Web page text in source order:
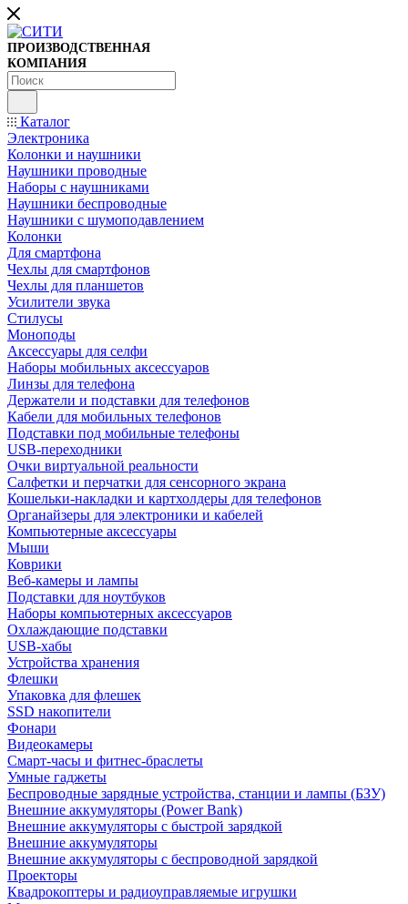
ПРОИЗВОДСТВЕННАЯ
КОМПАНИЯ
Каталог
Электроника
Колонки и наушники
Наушники проводные
Наборы с наушниками
Наушники беспроводные
Наушники с шумоподавлением
Колонки
Для смартфона
Чехлы для смартфонов
Чехлы для планшетов
Усилители звука
Стилусы
Моноподы
Аксессуары для селфи
Наборы мобильных аксессуаров
Линзы для телефона
Держатели и подставки для телефонов
Кабели для мобильных телефонов
Подставки под мобильные телефоны
USB-переходники
Очки виртуальной реальности
Салфетки и перчатки для сенсорного экрана
Кошельки-накладки и картхолдеры для телефонов
Органайзеры для электроники и кабелей
Компьютерные аксессуары
Мыши
Коврики
Веб-камеры и лампы
Подставки для ноутбуков
Наборы компьютерных аксессуаров
Охлаждающие подставки
USB-хабы
Устройства хранения
Флешки
Упаковка для флешек
SSD накопители
Фонари
Видеокамеры
Смарт-часы и фитнес-браслеты
Умные гаджеты
Беспроводные зарядные устройства, станции и лампы (БЗУ)
Внешние аккумуляторы (Power Bank)
Внешние аккумуляторы с быстрой зарядкой
Внешние аккумуляторы
Внешние аккумуляторы с беспроводной зарядкой
Проекторы
Квадрокоптеры и радиоуправляемые игрушки